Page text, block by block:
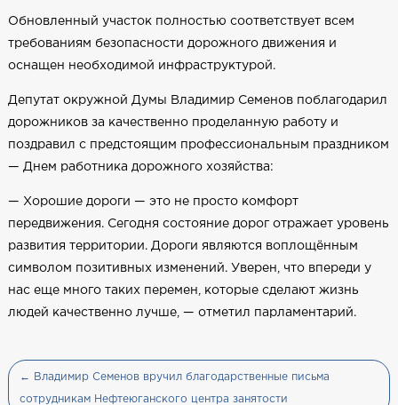
Обновленный участок полностью соответствует всем
требованиям безопасности дорожного движения и
оснащен необходимой инфраструктурой.
Депутат окружной Думы Владимир Семенов поблагодарил
дорожников за качественно проделанную работу и
поздравил с предстоящим профессиональным праздником
— Днем работника дорожного хозяйства:
— Хорошие дороги — это не просто комфорт
передвижения. Сегодня состояние дорог отражает уровень
развития территории. Дороги являются воплощённым
символом позитивных изменений. Уверен, что впереди у
нас еще много таких перемен, которые сделают жизнь
людей качественно лучше, — отметил парламентарий.
← Владимир Семенов вручил благодарственные письма
сотрудникам Нефтеюганского центра занятости